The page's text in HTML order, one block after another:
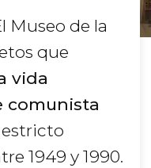
Museo de la
que
vida
comunista
estricto
1949 y 1990.